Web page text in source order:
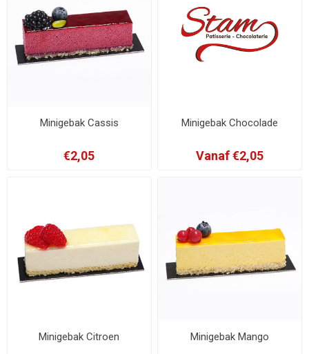
Minigebak Cassis
€2,05
Minigebak Chocolade
Vanaf €2,05
Minigebak Citroen Minigebak Mango